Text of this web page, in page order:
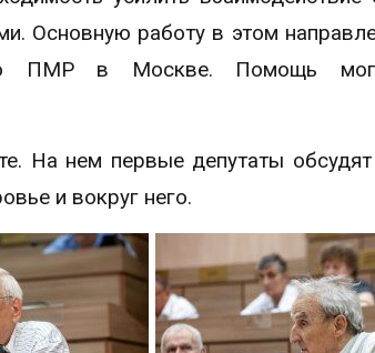
Основную работу в этом
ПМР в Москве. Помощь
На нем первые депутаты
и вокруг него.